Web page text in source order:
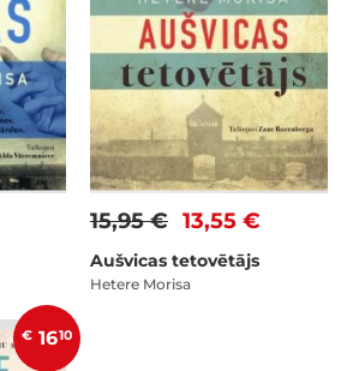
13,55 €
15,95 €
Aušvicas tetovētājs
Hetere Morisa
€ 1610